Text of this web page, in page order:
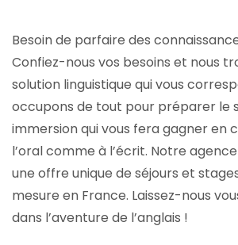
Besoin de parfaire des
Confiez-nous vos besoins et nous
solution linguistique qui vous
occupons de tout pour préparer le
immersion qui vous fera gagner en
l’oral comme à l’écrit. Notre
une offre unique de séjours et
mesure en France. Laissez-nous
dans l’aventure de l’anglais !